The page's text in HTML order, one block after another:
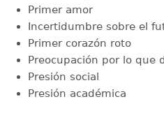
Primer amor
Incertidumbre sobre el
Primer corazón roto
Preocupación por lo que
Presión social
Presión académica